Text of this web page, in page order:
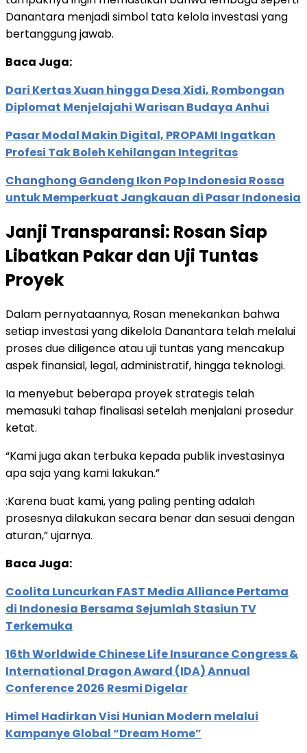
Danantara menjadi simbol tata kelola investasi yang
bertanggung jawab.
Baca Juga:
Dari Kertas Xuan hingga Desa Xidi, Rombongan
Diplomat Menjelajahi Warisan Budaya Anhui
Pasar Modal Makin Digital, PROPAMI Ingatkan
Profesi Tak Boleh Kehilangan Integritas
Changhong Gandeng Ikon Pop Indonesia Rossa
untuk Memperkuat Jangkauan di Pasar Indonesia
Janji Transparansi: Rosan Siap
Libatkan Pakar dan Uji Tuntas
Proyek
Dalam pernyataannya, Rosan menekankan bahwa
setiap investasi yang dikelola Danantara telah melalui
proses due diligence atau uji tuntas yang mencakup
aspek finansial, legal, administratif, hingga teknologi.
Ia menyebut beberapa proyek strategis telah
memasuki tahap finalisasi setelah menjalani prosedur
ketat.
“Kami juga akan terbuka kepada publik investasinya
apa saja yang kami lakukan.”
:Karena buat kami, yang paling penting adalah
prosesnya dilakukan secara benar dan sesuai dengan
aturan,” ujarnya.
Baca Juga:
Coolita Luncurkan FAST Media Alliance Pertama
di Indonesia Bersama Sejumlah Stasiun TV
Terkemuka
16th Worldwide Chinese Life Insurance Congress &
International Dragon Award (IDA) Annual
Conference 2026 Resmi Digelar
Himel Hadirkan Visi Hunian Modern melalui
Kampanye Global “Dream Home”